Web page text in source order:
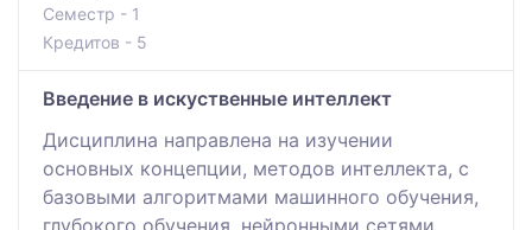
Семестр - 1
Кредитов - 5
Введение в искуственные интеллект
Дисциплина направлена на изучении
основных концепции, методов интеллекта, с
базовыми алгоритмами машинного обучения,
глубокого обучения, нейронными сетями,